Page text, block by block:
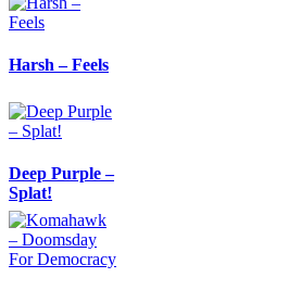
Harsh – Feels
Deep Purple –
Splat!